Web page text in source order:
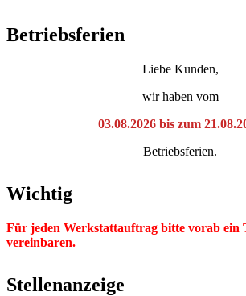
Betriebsferien
Liebe Kunden,
wir haben vom
03.08.2026 bis zum
Betriebsferien.
Wichtig
Für jeden Werkstattauftrag bitte vorab ein
vereinbaren.
Stellenanzeige